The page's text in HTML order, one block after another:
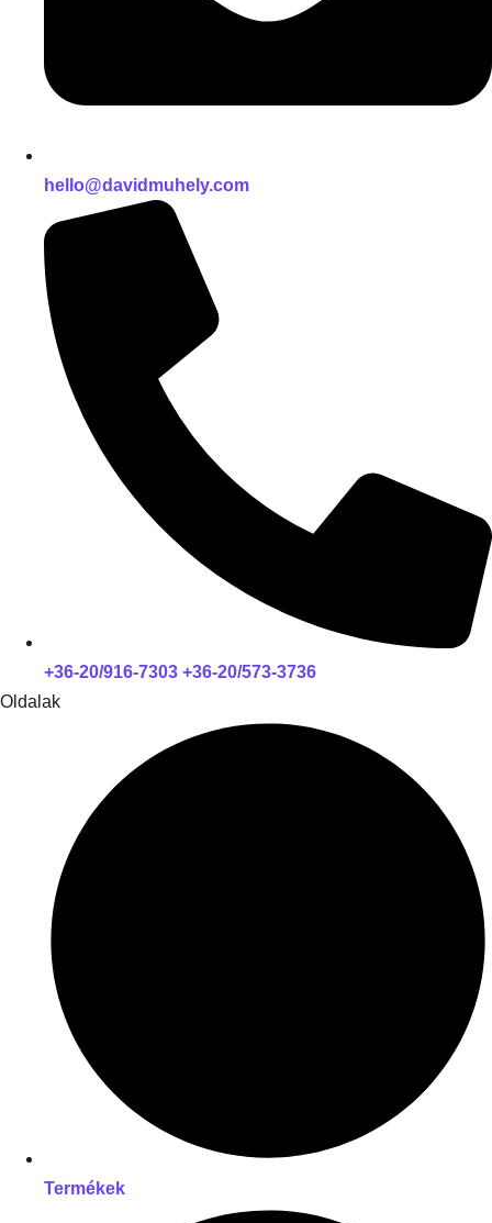
hello@davidmuhely.com
+36-20/916-7303 +36-20/573-3736
Oldalak
Termékek